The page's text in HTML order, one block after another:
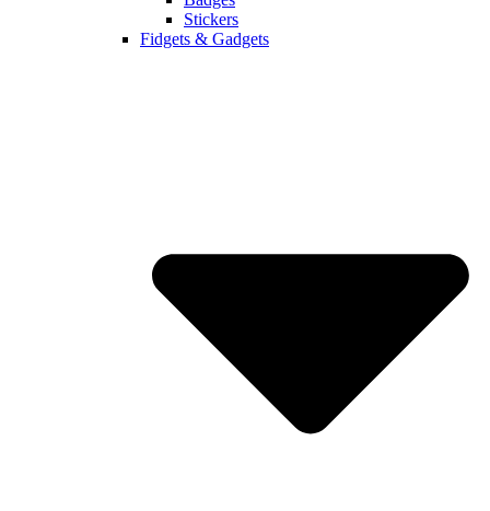
Stickers
Fidgets & Gadgets